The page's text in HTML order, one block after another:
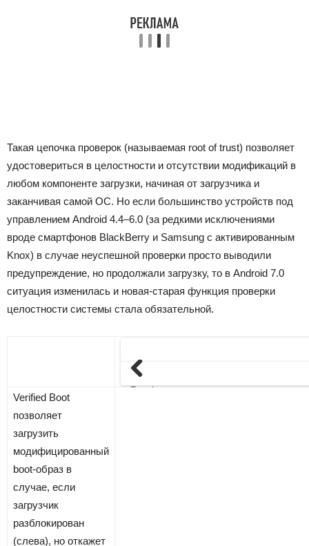
Такая цепочка проверок (называемая root of trust) позволяет
удостовериться в целостности и отсутствии модификаций в
любом компоненте загрузки, начиная от загрузчика и
заканчивая самой ОС. Но если большинство устройств под
управлением Android 4.4–6.0 (за редкими исключениями
вроде смартфонов BlackBerry и Samsung с активированным
Knox) в случае неуспешной проверки просто выводили
предупреждение, но продолжали загрузку, то в Android 7.0
ситуация изменилась и новая-старая функция проверки
целостности системы стала обязательной.
Previous
Verified Boot
позволяет
загрузить
модифицированный
boot-образ в
случае, если
загрузчик
разблокирован
(слева), но откажет